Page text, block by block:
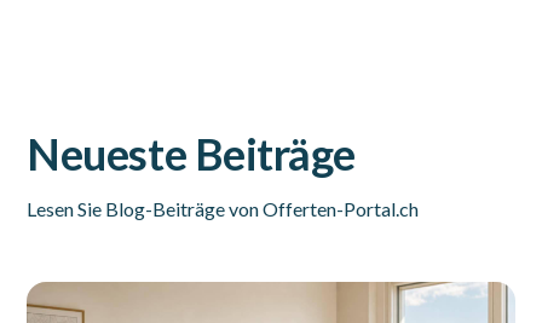
Neueste Beiträge
Lesen Sie Blog-Beiträge von Offerten-Portal.ch